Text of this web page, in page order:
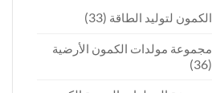
الكمون لتوليد الطاقة (33)
مجموعة مولدات الكمون الأرضية
(36)